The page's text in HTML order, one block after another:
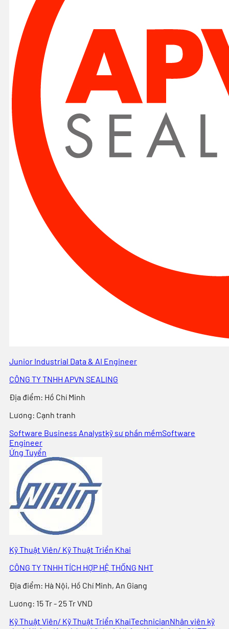
Junior Industrial Data & AI Engineer
CÔNG TY TNHH APVN SEALING
Địa điểm: Hồ Chí Minh
Lương: Cạnh tranh
Software Business Analystkỹ sư phần mềmSoftware
Engineer
Ứng Tuyển
Kỹ Thuật Viên/ Kỹ Thuật Triển Khai
CÔNG TY TNHH TÍCH HỢP HỆ THỐNG NHT
Địa điểm: Hà Nội, Hồ Chí Minh, An Giang
Lương: 15 Tr - 25 Tr VND
Kỹ Thuật Viên/ Kỹ Thuật Triển KhaiTechnicianNhân viên kỹ